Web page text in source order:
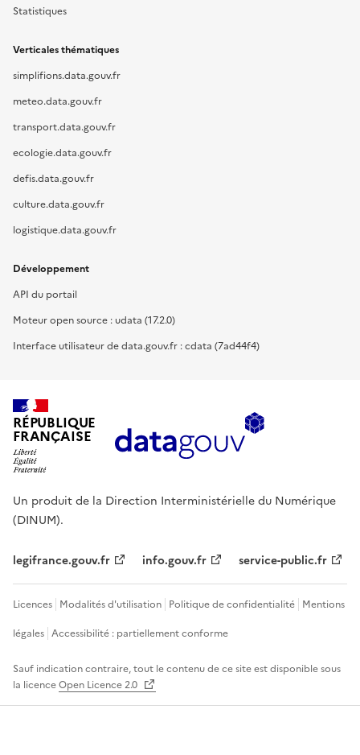
Statistiques
Verticales thématiques
simplifions.data.gouv.fr
meteo.data.gouv.fr
transport.data.gouv.fr
ecologie.data.gouv.fr
defis.data.gouv.fr
culture.data.gouv.fr
logistique.data.gouv.fr
Développement
API du portail
Moteur open source : udata (17.2.0)
Interface utilisateur de data.gouv.fr : cdata (7ad44f4)
RÉPUBLIQUE
FRANÇAISE
Un produit de la Direction Interministérielle du Numérique
(DINUM).
legifrance.gouv.fr info.gouv.fr service-public.fr
Licences Modalités d'utilisation Politique de confidentialité Mentions
légales Accessibilité : partiellement conforme
Sauf indication contraire, tout le contenu de ce site est disponible sous
la licenceOpen Licence 2.0